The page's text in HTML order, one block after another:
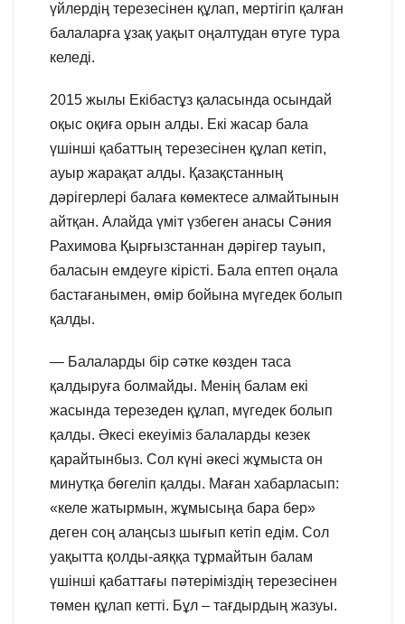
үйлердің терезесінен құлап, мертігіп қалған
балаларға ұзақ уақыт оңалтудан өтуге тура
келеді.
2015 жылы Екібастұз қаласында осындай
оқыс оқиға орын алды. Екі жасар бала
үшінші қабаттың терезесінен құлап кетіп,
ауыр жарақат алды. Қазақстанның
дәрігерлері балаға көмектесе алмайтынын
айтқан. Алайда үміт үзбеген анасы Сәния
Рахимова Қырғызстаннан дәрігер тауып,
баласын емдеуге кірісті. Бала ептеп оңала
бастағанымен, өмір бойына мүгедек болып
қалды.
— Балаларды бір сәтке көзден таса
қалдыруға болмайды. Менің балам екі
жасында терезеден құлап, мүгедек болып
қалды. Әкесі екеуіміз балаларды кезек
қарайтынбыз. Сол күні әкесі жұмыста он
минутқа бөгеліп қалды. Маған хабарласып:
«келе жатырмын, жұмысыңа бара бер»
деген соң алаңсыз шығып кетіп едім. Сол
уақытта қолды-аяққа тұрмайтын балам
үшінші қабаттағы пәтеріміздің терезесінен
төмен құлап кетті. Бұл – тағдырдың жазуы.